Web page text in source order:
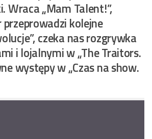
Wraca „Mam Talent!”,
przeprowadzi kolejne
czeka nas rozgrywka
i lojalnymi w „The Traitors.
występy w „Czas na show.